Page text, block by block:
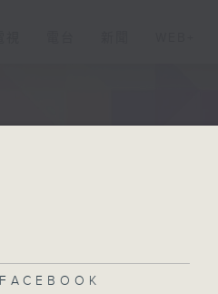
FACEBOOK